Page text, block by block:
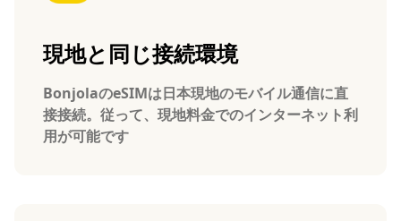
現地と同じ接続環境
BonjolaのeSIMは日本現地のモバイル通信に直
接接続。従って、現地料金でのインターネット利
用が可能です